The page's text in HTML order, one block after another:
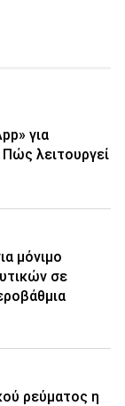
για
λειτουργεί
μόνιμο
σε
ρεύματος η